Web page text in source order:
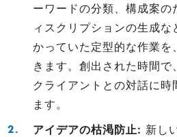
ーワードの分類、構成案
ィスクリプションの生成
かっていた定型的な作業を
きます。創出された時間
クライアントとの対話に時
ます。
アイデアの枯渇防止: 新し